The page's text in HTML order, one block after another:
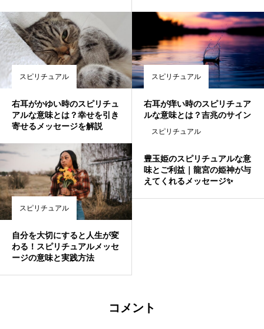
スピリチュアル
右耳がかゆい時のスピリチュ
アルな意味とは？幸せを引き
寄せるメッセージを解説
スピリチュアル
右耳が痒い時のスピリチュア
ルな意味とは？吉兆のサイン
かもしれません
スピリチュアル
自分を大切にすると人生が変
わる！スピリチュアルメッセ
ージの意味と実践方法
スピリチュアル
豊玉姫のスピリチュアルな意
味とご利益｜龍宮の姫神が与
えてくれるメッセージ✨
コメント